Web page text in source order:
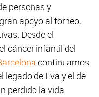
personas y
apoyo al torneo,
Desde el
cáncer infantil del
continuamos
legado de Eva y el de
perdido la vida.